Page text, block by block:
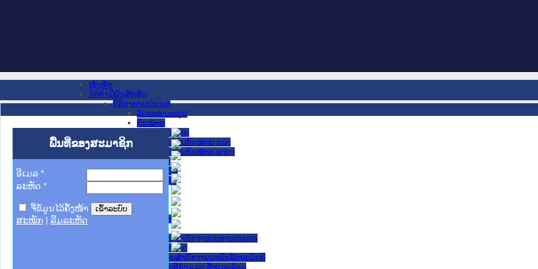
ໜ້າຫຼັກ
ນິຕິກໍາມີຜົນສັກສິດ
ນິຕິກໍາຕາມປະເພດ
ລັດຖະທໍາມະນູນ
ກົດໝາຍ
ກົດໝາຍ
ປະມວນກົດໝາຍ ແພ່ງ
ປະມວນກົດໝາຍ ອາຍາ
ມະຕິຕົກລົງ
ລັດຖະບັນຍັດ
ລັດຖະດໍາລັດ
ຄໍາແນະນໍາ
ຫ້ອງວ່າການສໍານັກງານປະທານປະເທດ
ສະພາແຫ່ງຊາດ
ຫ້ອງວ່າການສຳນັກງານນາຍົກລັດຖະມົນຕີ
ກະຊວງ ກະສິກຳ ແລະ ສິ່ງແວດລ້ອມ
ພື້ນທີ່ຂອງສະມາຊິກ
ອີເມລ *
ລະຫັດ *
ຈື່ຂໍ້ມູນໄວ້ຄັ້ງໜ້າ
ສະໝັກ
ລືມລະຫັດ